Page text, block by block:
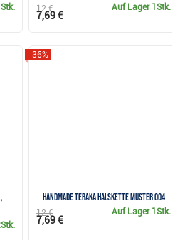
Auf Lager 1Stk.
12 €
7,69 €
Handmade Teraka Halskette Muster 004
-36%
Auf Lager 1Stk.
12 €
7,69 €